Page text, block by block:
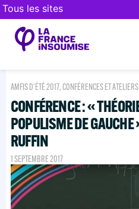
Tous les sites
AMFIS D'ÉTÉ 2017, CONFÉRENCES ET ATELIERS
CONFÉRENCE : «
POPULISME DE
RUFFIN
1 SEPTEMBRE 2017